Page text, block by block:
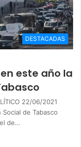
DESTACADAS
este año la
22/06/2021
de Tabasco
de…